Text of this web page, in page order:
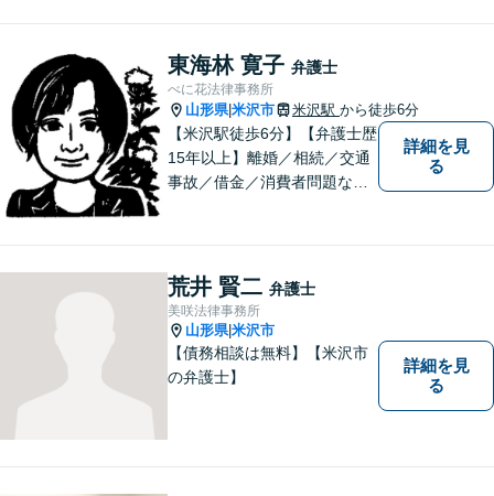
東海林 寛子 弁護士
べに花法律事務所
山形県|米沢市 米沢駅 から徒歩6分
【米沢駅徒歩6分】【弁護士歴
15年以上】離婚／相続／交通
事故／借金／消費者問題な
詳細を見
る
荒井 賢二 弁護士
美咲法律事務所
山形県|米沢市
【債務相談は無料】【米沢市
の弁護士】
詳細を見
る